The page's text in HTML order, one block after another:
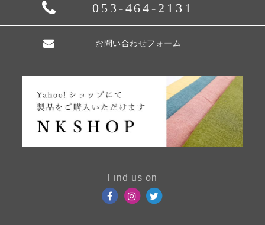
053-464-2131
お問い合わせフォーム
Find us on